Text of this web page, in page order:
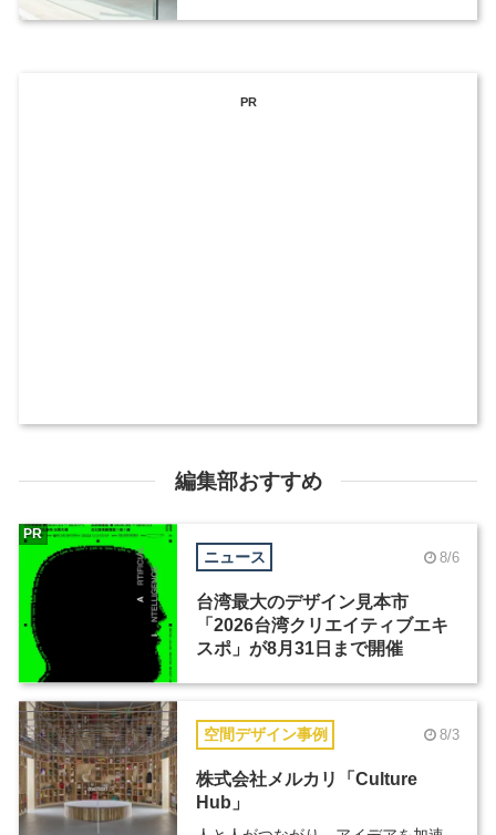
PR
編集部おすすめ
ニュース 8/6
台湾最大のデザイン見本市
「2026台湾クリエイティブエキ
スポ」が8月31日まで開催
PR
空間デザイン事例 8/3
株式会社メルカリ「Culture
Hub」